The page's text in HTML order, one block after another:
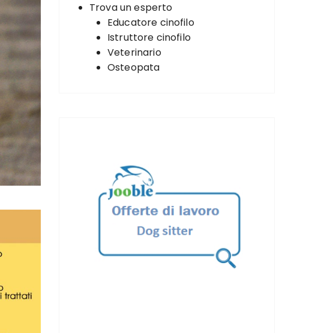
Trova un esperto
Educatore cinofilo
Istruttore cinofilo
Veterinario
Osteopata